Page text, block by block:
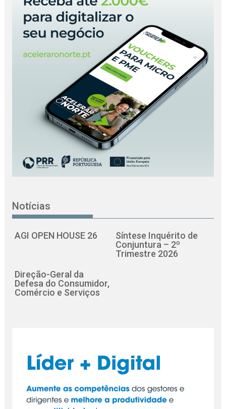
Notícias
AGI OPEN HOUSE 26
Síntese Inquérito de
Conjuntura – 2º
Trimestre 2026
Direção-Geral da
Defesa do Consumidor,
Comércio e Serviços